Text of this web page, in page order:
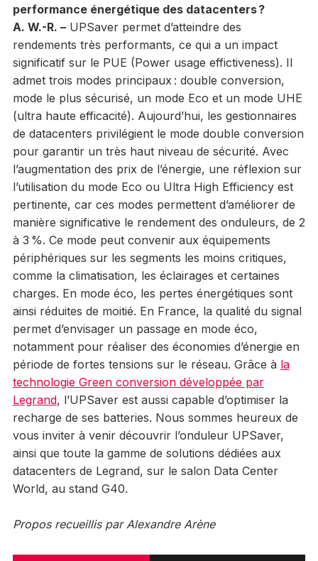
performance énergétique des datacenters ?
A. W.-R. –UPSaver permet d’atteindre des
rendements très performants, ce qui a un impact
significatif sur le PUE (Power usage effictiveness). Il
admet trois modes principaux : double conversion,
mode le plus sécurisé, un mode Eco et un mode UHE
(ultra haute efficacité). Aujourd’hui, les gestionnaires
de datacenters privilégient le mode double conversion
pour garantir un très haut niveau de sécurité. Avec
l’augmentation des prix de l’énergie, une réflexion sur
l’utilisation du mode Eco ou Ultra High Efficiency est
pertinente, car ces modes permettent d’améliorer de
manière significative le rendement des onduleurs, de 2
à 3 %. Ce mode peut convenir aux équipements
périphériques sur les segments les moins critiques,
comme la climatisation, les éclairages et certaines
charges. En mode éco, les pertes énergétiques sont
ainsi réduites de moitié. En France, la qualité du signal
permet d’envisager un passage en mode éco,
notamment pour réaliser des économies d’énergie en
période de fortes tensions sur le réseau. Grâce à la
technologie Green conversion développée par
Legrand, l’UPSaver est aussi capable d’optimiser la
recharge de ses batteries. Nous sommes heureux de
vous inviter à venir découvrir l’onduleur UPSaver,
ainsi que toute la gamme de solutions dédiées aux
datacenters de Legrand, sur le salon Data Center
World, au stand G40.
Propos recueillis par Alexandre Arène